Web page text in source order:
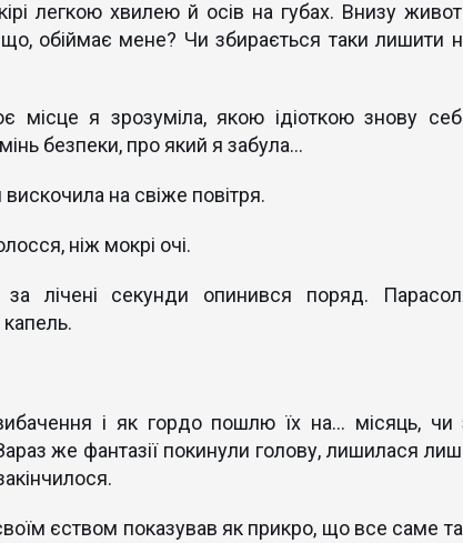
легкою хвилею й осів на губах. Внизу
обіймає мене? Чи збирається таки лишити
місце я зрозуміла, якою ідіоткою знову
безпеки, про який я забула…
на свіже повітря.
ніж мокрі очі.
лічені секунди опинився поряд.
і як гордо пошлю їх на… місяць, чи
же фантазії покинули голову, лишилася
єством показував як прикро, що все саме